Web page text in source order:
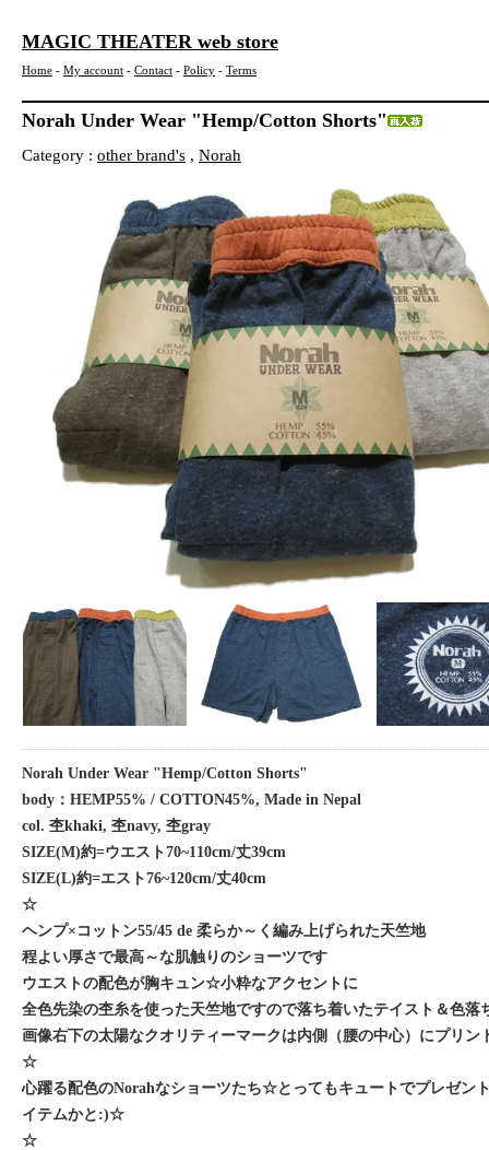
MAGIC THEATER web store
Home - My account - Contact - Policy - Terms
Norah Under Wear "Hemp/Cotton Shorts"
Category : other brand's , Norah
Norah Under Wear "Hemp/Cotton Shorts"
body：HEMP55% / COTTON45%, Made in Nepal
col. 杢khaki, 杢navy, 杢gray
SIZE(M)約=ウエスト70~110cm/丈39cm
SIZE(L)約=エスト76~120cm/丈40cm
☆
ヘンプ×コットン55/45 de 柔らか～く編み上げられた天竺地
程よい厚さで最高～な肌触りのショーツです
ウエストの配色が胸キュン☆小粋なアクセントに
全色先染の杢糸を使った天竺地ですので落ち着いたテイスト＆色落
画像右下の太陽なクオリティーマークは内側（腰の中心）にプリン
☆
心躍る配色のNorahなショーツたち☆とってもキュートでプレゼン
イテムかと:)☆
☆